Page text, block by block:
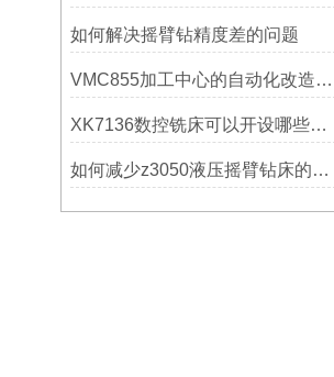
如何解决摇臂钻精度差的问题
VMC855加工中心的自动化改造与智能化应用说明
XK7136数控铣床可以开设哪些考核项目？
如何减少z3050液压摇臂钻床的故障和维修成本？